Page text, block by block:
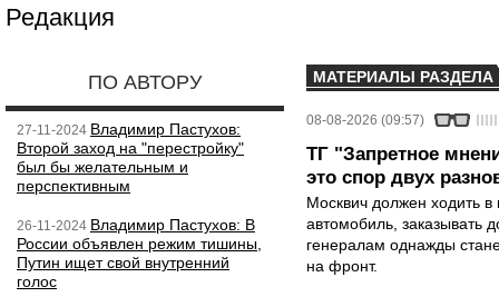
Редакция
ПО АВТОРУ
27-11-2024 Владимир Пастухов:
Второй заход на "перестройку"
был бы желательным и
перспективным
26-11-2024 Владимир Пастухов: В
России объявлен режим тишины,
Путин ищет свой внутренний
голос
МАТЕРИАЛЫ РАЗДЕЛА
08-08-2026 (09:57)
ТГ "Запретное
это спор двух
Москвич должен ходить в
автомобиль, заказывать
генералам однажды
на фронт.